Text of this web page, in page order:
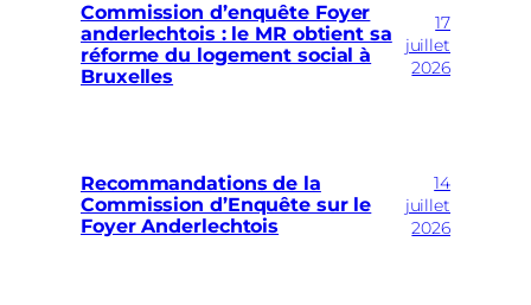
Commission d’enquête Foyer
anderlechtois : le MR obtient sa
réforme du logement social à
Bruxelles
17
juillet
2026
Recommandations de la
Commission d’Enquête sur le
Foyer Anderlechtois
14
juillet
2026